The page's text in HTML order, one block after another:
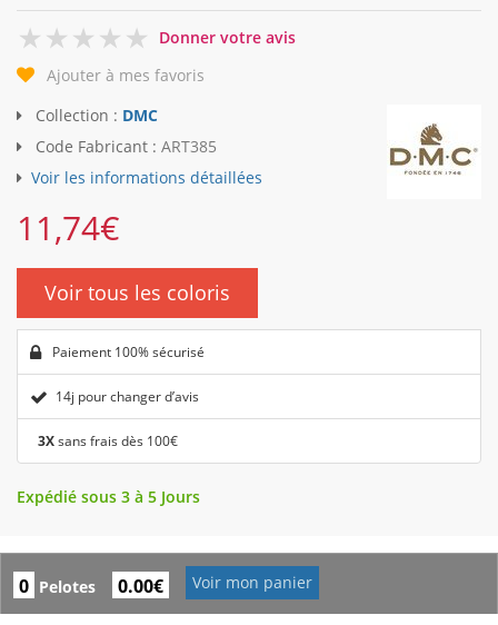
0
Donner votre avis
Ajouter à mes favoris
Collection : DMC
Code Fabricant : ART385
Voir les informations détaillées
11,74€
Voir tous les coloris
Paiement 100% sécurisé
14j pour changer d’avis
3Xsans frais dès 100€
Expédié sous 3 à 5 Jours
0 Pelotes 0.00€ Voir mon panier